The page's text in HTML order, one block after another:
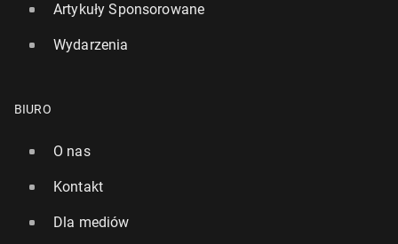
Artykuły Sponsorowane
Wydarzenia
BIURO
O nas
Kontakt
Dla mediów